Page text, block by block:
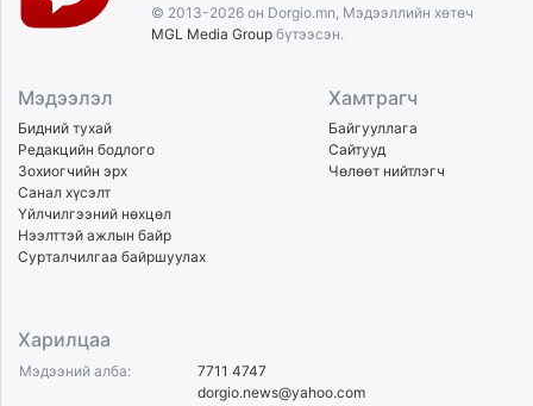
© 2013-2026 он Dorgio.mn, Мэдээллийн хөтөч
MGL Media Group бүтээсэн.
Мэдээлэл
Бидний тухай
Редакцийн бодлого
Зохиогчийн эрх
Санал хүсэлт
Үйлчилгээний нөхцөл
Нээлттэй ажлын байр
Сурталчилгаа байршуулах
Хамтрагч
Байгууллага
Сайтууд
Чөлөөт нийтлэгч
Харилцаа
Мэдээний алба:
7711 4747
dorgio.news@yahoo.com